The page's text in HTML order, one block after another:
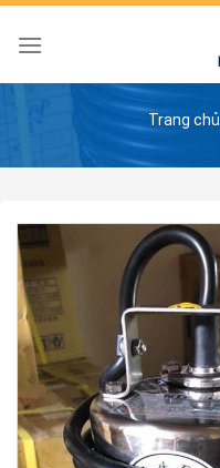
Skip
Trang chủ